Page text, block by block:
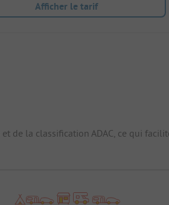
Afficher le tarif
de la classification ADAC, ce qui